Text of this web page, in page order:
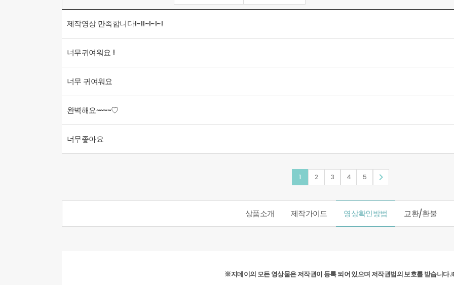
제작영상 만족합니다!~!!~!~!~!
너무귀여워요 !
너무 귀여워요
완벽해요~~~~♡
너무좋아요
1 2 3 4 5 
상품소개 제작가이드 영상확인방법 교환/환불
※지데이의 모든 영상물은 저작권이 등록 되어 있으며 저작권법의 보호를 받습니다.